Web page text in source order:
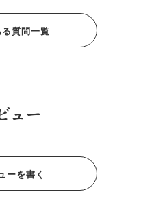
質問一覧
ュー
ーを書く